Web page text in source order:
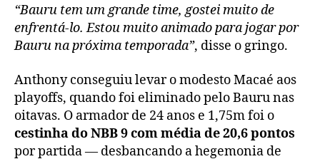
“Bauru tem um grande time, gostei muito de
enfrentá-lo. Estou muito animado para jogar por
Bauru na próxima temporada”, disse o gringo.
Anthony conseguiu levar o modesto Macaé aos
playoffs, quando foi eliminado pelo Bauru nas
oitavas. O armador de 24 anos e 1,75m foi o
cestinha do NBB 9 com média de 20,6 pontos
por partida — desbancando a hegemonia de